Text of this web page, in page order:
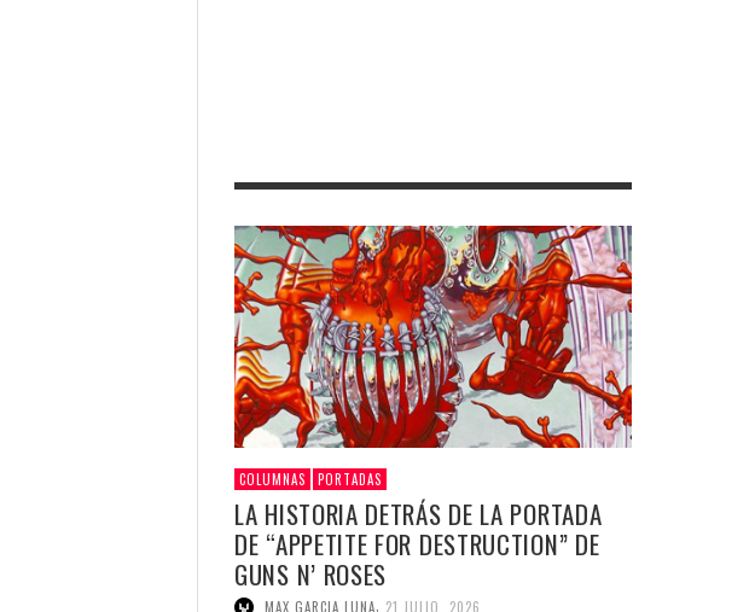
COLUMNAS PORTADAS
LA HISTORIA DETRÁS DE LA PORTADA
DE “APPETITE FOR DESTRUCTION” DE
GUNS N’ ROSES
MAX GARCIA LUNA, 21 JULIO, 2026
En el ocaso de los ’80 la incorrección política
dominaba la escena. En ese contexto, el grupo
surgido de la unión de los miembros de …